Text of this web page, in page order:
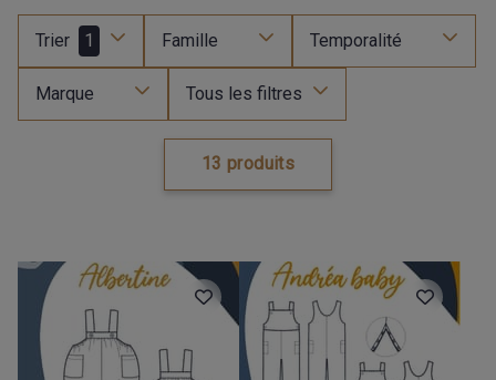
Trier 1 Famille Temporalité
Marque Tous les filtres
13 produits